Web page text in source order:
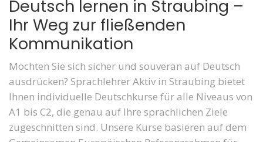
Deutsch lernen in Straubing –
Ihr Weg zur fließenden
Kommunikation
Möchten Sie sich sicher und souverän auf Deutsch
ausdrücken? Sprachlehrer Aktiv in Straubing bietet
Ihnen individuelle Deutschkurse für alle Niveaus von
A1 bis C2, die genau auf Ihre sprachlichen Ziele
zugeschnitten sind. Unsere Kurse basieren auf dem